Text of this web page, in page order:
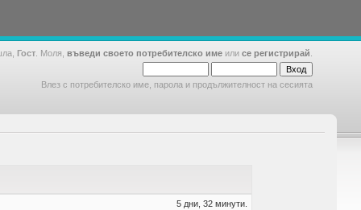
Гост . Моля, въведи своето потребителско име или се регистрирай
Влез с потребителско име, парола и продължителност на сесията
5 дни, 32 минути.